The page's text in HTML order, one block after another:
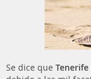
Se dice que Tenerife